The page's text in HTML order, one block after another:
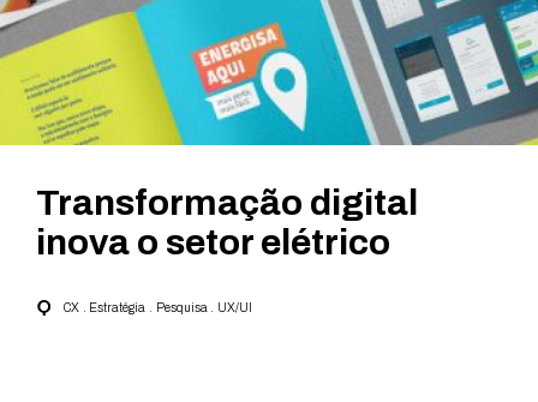
Transformação digital
inova o setor elétrico
CX Estratégia Pesquisa UX/UI